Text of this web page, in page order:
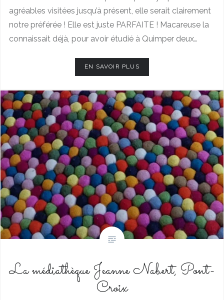
agréables visitées jusqu’à présent, elle serait clairement
notre préférée ! Elle est juste PARFAITE ! Macareuse la
connaissait déjà, pour avoir étudié à Quimper deux…
EN SAVOIR PLUS
La médiathèque Jeanne Nabert, Pont-
Croix